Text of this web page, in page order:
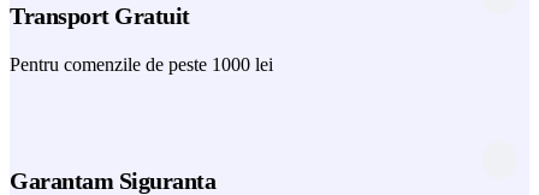
Transport Gratuit
Pentru comenzile de peste 1000 lei
Garantam Siguranta